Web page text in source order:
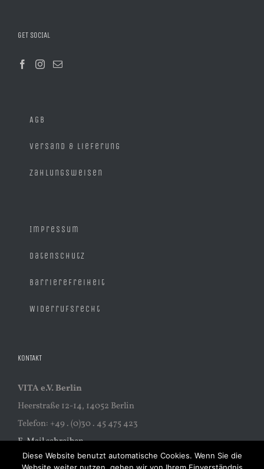
GET SOCIAL
AGB
Versand & Lieferung
Zahlungsweisen
Impressum
Datenschutz
Barrierefreiheit
Widerrufsrecht
KONTAKT
VITA e.V. Berlin
Heerstraße 12-14, 14052 Berlin
Telefon: +49 . (0)30 . 45 475 423
E-Mail schreiben
Diese Website benutzt automatische Cookies. Wenn Sie die